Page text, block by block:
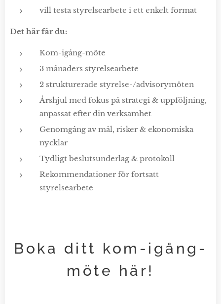
vill testa styrelsearbete i ett enkelt format
Det här får du:
Kom-igång-möte
3 månaders styrelsearbete
2 strukturerade styrelse-/advisorymöten
Årshjul med fokus på strategi & uppföljning,
anpassat efter din verksamhet
Genomgång av mål, risker & ekonomiska
nycklar
Tydligt beslutsunderlag & protokoll
Rekommendationer för fortsatt
styrelsearbete
Boka ditt kom-igång-
möte här!